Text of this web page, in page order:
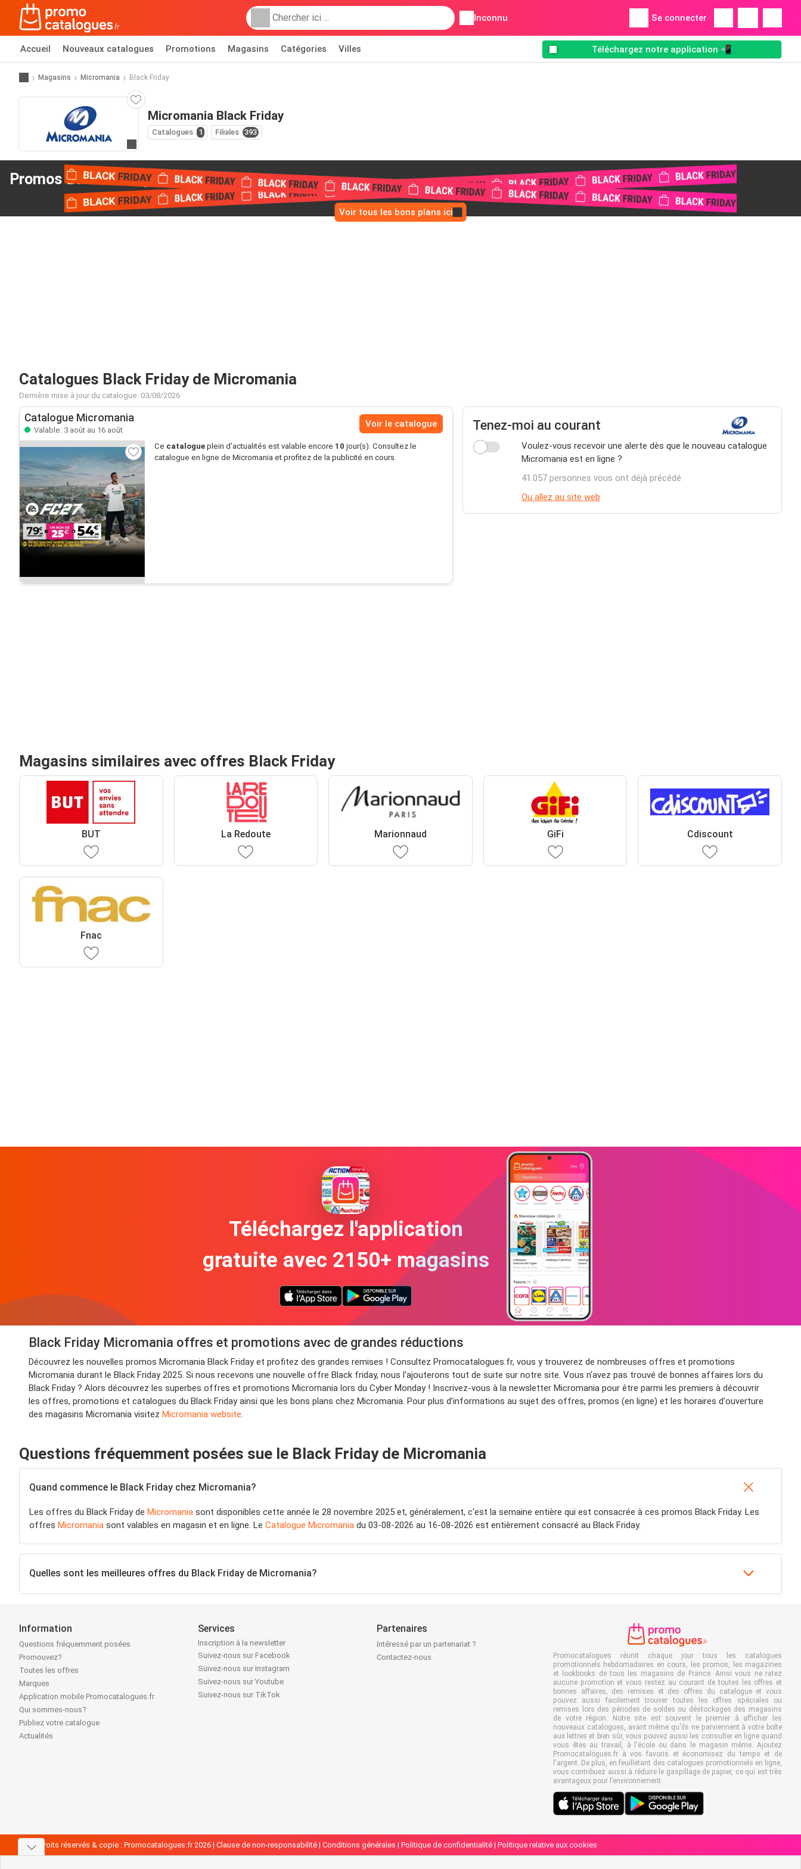
Inconnu Se connecter
Accueil Nouveaux catalogues Promotions Magasins Catégories Villes Téléchargez notre application 📲
Magasins Micromania Black Friday
Micromania Black Friday
Catalogues 1 Filiales 393
Promos Black Friday de Micromania
Voir tous les bons plans ici
Catalogues Black Friday de Micromania
Dernière mise à jour du catalogue: 03/08/2026
Catalogue Micromania
Valable: 3 août au 16 août
Voir le catalogue
Ce catalogue plein d’actualités est valable encore 10 jour(s). Consultez le
catalogue en ligne de Micromania et profitez de la publicité en cours.
Tenez-moi au courant
Voulez-vous recevoir une alerte dès que le nouveau catalogue
Micromania est en ligne ?
41.057 personnes vous ont déjà précédé
Ou allez au site web
Magasins similaires avec offres Black Friday
BUT La Redoute Marionnaud GiFi Cdiscount
Fnac
Téléchargez l'application
gratuite avec 2150+ magasins
Black Friday Micromania offres et promotions avec de grandes réductions
Découvrez les nouvelles promos Micromania Black Friday et profitez des grandes remises ! Consultez Promocatalogues.fr, vous y trouverez de nombreuses offres et promotions
Micromania durant le Black Friday 2025. Si nous recevons une nouvelle offre Black friday, nous l'ajouterons tout de suite sur notre site. Vous n'avez pas trouvé de bonnes affaires lors du
Black Friday ? Alors découvrez les superbes offres et promotions Micromania lors du Cyber Monday ! Inscrivez-vous à la newsletter Micromania pour être parmi les premiers à découvrir
les offres, promotions et catalogues du Black Friday ainsi que les bons plans chez Micromania. Pour plus d'informations au sujet des offres, promos (en ligne) et les horaires d'ouverture
des magasins Micromania visitez Micromania website.
Questions fréquemment posées sue le Black Friday de Micromania
Quand commence le Black Friday chez Micromania?
Les offres du Black Friday de Micromania sont disponibles cette année le 28 novembre 2025 et, généralement, c'est la semaine entière qui est consacrée à ces promos Black Friday. Les
offres Micromania sont valables en magasin et en ligne. Le Catalogue Micromania du 03-08-2026 au 16-08-2026 est entièrement consacré au Black Friday.
Quelles sont les meilleures offres du Black Friday de Micromania?
Information
Questions fréquemment posées
Promouvez?
Toutes les offres
Marques
Application mobile Promocatalogues.fr
Qui sommes-nous?
Publiez votre catalogue
Actualités
Services
Inscription à la newsletter
Suivez-nous sur Facebook
Suivez-nous sur Instagram
Suivez-nous sur Youtube
Suivez-nous sur TikTok
Partenaires
Intéressé par un partenariat ?
Contactez-nous
Promocatalogues réunit chaque jour tous les catalogues
promotionnels hebdomadaires en cours, les promos, les magazines
et lookbooks de tous les magasins de France. Ainsi vous ne ratez
aucune promotion et vous restez au courant de toutes les offres et
bonnes affaires, des remises et des offres du catalogue et vous
pouvez aussi facilement trouver toutes les offres spéciales ou
remises lors des périodes de soldes ou déstockages des magasins
de votre région. Notre site est souvent le premier à afficher les
nouveaux catalogues, avant même qu'ils ne parviennent à votre boîte
aux lettres et bien sûr, vous pouvez aussi les consulter en ligne quand
vous êtes au travail, à l'école ou dans le magasin même. Ajoutez
Promocatalogues.fr à vos favoris et économisez du temps et de
l'argent. De plus, en feuilletant des catalogues promotionnels en ligne,
vous contribuez aussi à réduire le gaspillage de papier, ce qui est très
avantageux pour l’environnement.
Tous droits réservés & copie : Promocatalogues.fr 2026 | Clause de non-responsabilité | Conditions générales | Politique de confidentialité | Politique relative aux cookies